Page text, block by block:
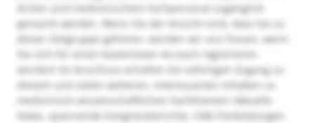
Ärzten und medizinischem Fachpersonal zugänglich
gemacht werden. Wenn Sie der Ansicht sind, dass Sie zu
dieser Zielgruppe gehören, würden wir uns freuen, wenn
Sie sich für einen kostenlosen Account registrieren
würden! Im Anschluss erhalten Sie sofortigen Zugang zu
diesem und vielen weiteren, interessanten Inhalten zu
medizinisch-wissenschaftlichen Fachthemen! Aktuelle
News, spannende Kongressberichte, CME-Fortbildungen